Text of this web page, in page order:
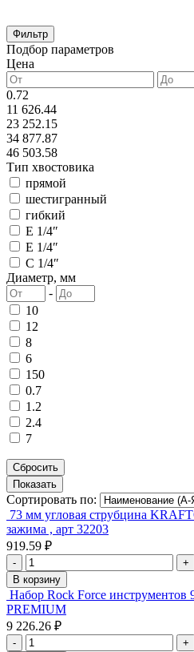
Фильтр
Подбор параметров
Цена
0.72
11 626.44
23 252.15
34 877.87
46 503.58
Тип хвостовика
прямой
шестигранный
гибкий
E 1/4″
Е 1/4″
C 1/4″
Диаметр, мм
-
10
12
8
6
150
0.7
1.2
2.4
7
Сортировать по:
73 мм угловая струбцина
зажима , арт 32203
919.59 ₽
-
+
В корзину
Набор Rock Force инструментов
PREMIUM
9 226.26 ₽
- +